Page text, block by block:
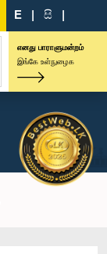
E | සි |
எனது பாராளுமன்றம்
இங்கே உள்நுழைக